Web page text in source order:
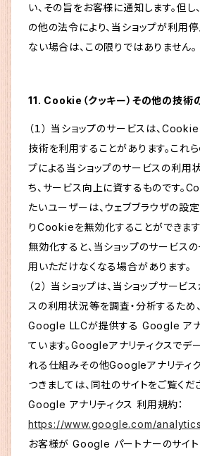
い、その旨をお客様に通知します。但
の他の法令により、当ショップが利用
ない場合は、この限りではありません。
11. Cookie（クッキー）その他の技術
（１） 当ショップのサービスは、
技術を利用することがあります。これ
プによる当ショップのサービスの利用
ち、サービス向上に資するものです。
たいユーザーは、ウェブブラウザの設
りCookieを無効化することができま
無効化すると、当ショップのサービス
用いただけなくなる場合があります。
（２） 当ショップは、当ショップサー
スの利用状況等を調査・分析するため
Google LLCが提供する Google アナ
ています。Googleアナリティクスでデ
れる仕組みその他Googleアナリティ
つきましては、同社のサイトをご覧くだ
Google アナリティクス 利用規約：
https://www.google.com/
お客様が Google パートナーのサイト